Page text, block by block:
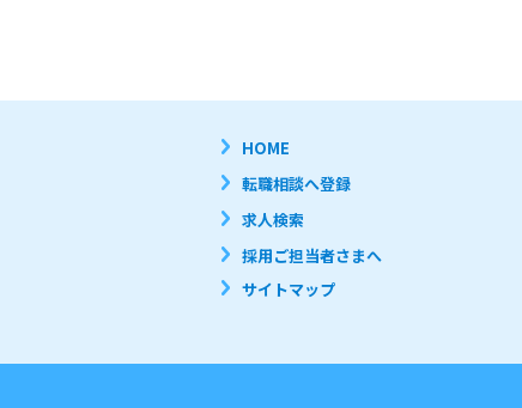
HOME
転職相談へ登録
求人検索
採用ご担当者さまへ
サイトマップ